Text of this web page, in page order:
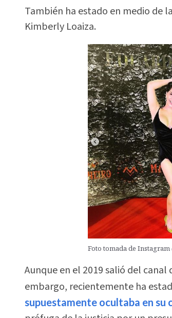
También ha estado en medio de
Kimberly Loaiza.
Foto tomada de
Aunque en el 2019 salió del
embargo, recientemente ha
supuestamente ocultaba en su